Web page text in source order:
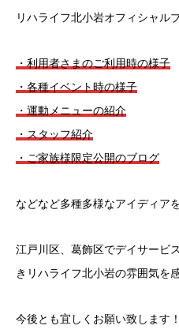
リハライフ北小岩オフィシャル
・利用者さまのご利用時の様子
・各種イベント時の様子
・運動メニューの紹介
・スタッフ紹介
・ご家族様限定公開のブログ
などなど多種多様なアイディア
江戸川区、葛飾区でデイサービ
きリハライフ北小岩の雰囲気を
今後とも宜しくお願い致します！